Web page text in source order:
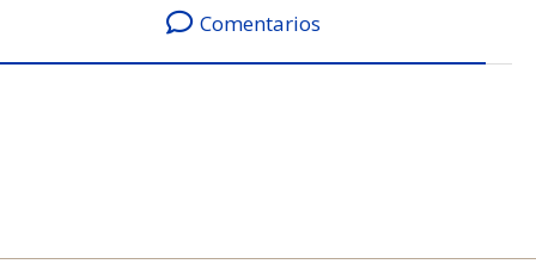
Comentarios